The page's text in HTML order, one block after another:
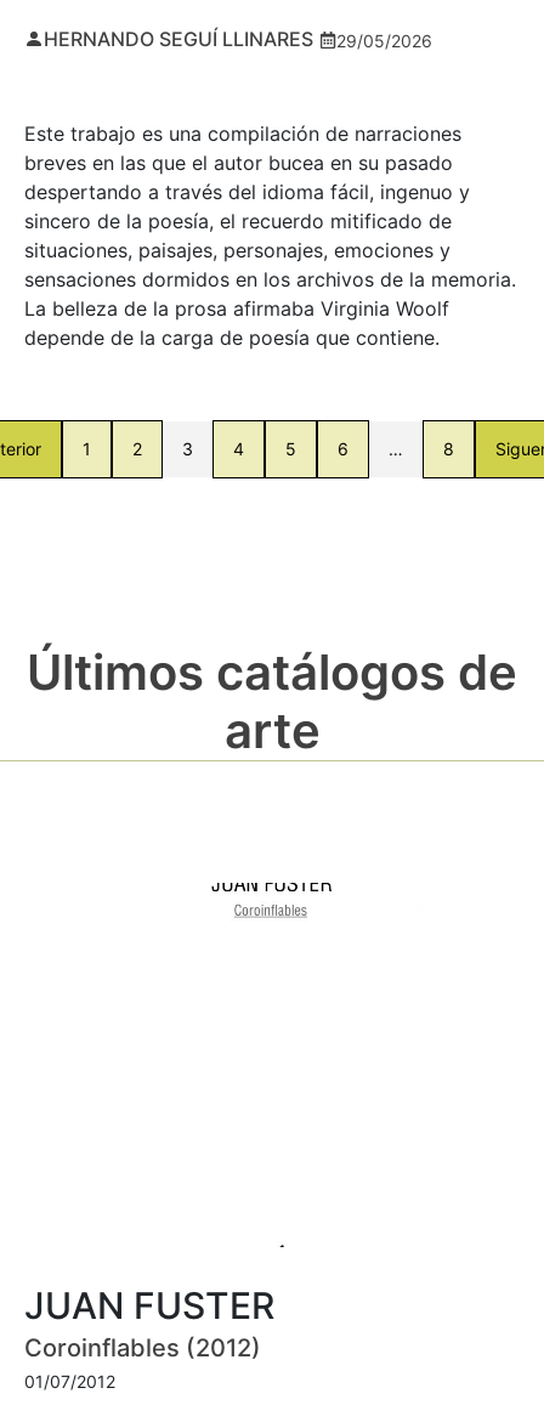
HERNANDO SEGUÍ LLINARES 29/05/2026
Este trabajo es una compilación de narraciones
breves en las que el autor bucea en su pasado
despertando a través del idioma fácil, ingenuo y
sincero de la poesía, el recuerdo mitificado de
situaciones, paisajes, personajes, emociones y
sensaciones dormidos en los archivos de la memoria.
La belleza de la prosa afirmaba Virginia Woolf
depende de la carga de poesía que contiene.
1 2 3 4 5 6 … 8
Últimos catálogos de
arte
JUAN FUSTER
Coroinflables (2012)
01/07/2012